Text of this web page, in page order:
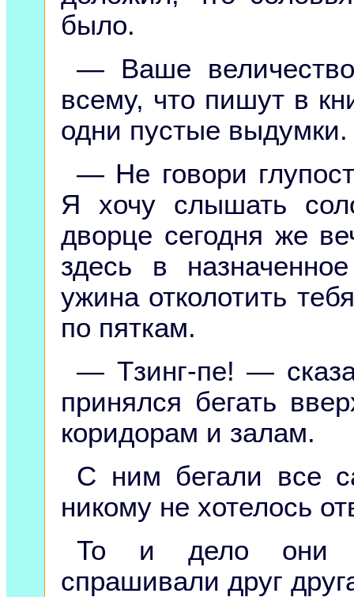
было.
— Ваше величество
всему, что пишут в
одни пустые выдумки.
— Не говори
Я хочу слышать
дворце сегодня же
здесь в
ужина отколотить
по пяткам.
— Тзинг-пе! —
принялся бегать
коридорам и залам.
С ним бегали все
никому не хотелось
То и дело они
спрашивали друг